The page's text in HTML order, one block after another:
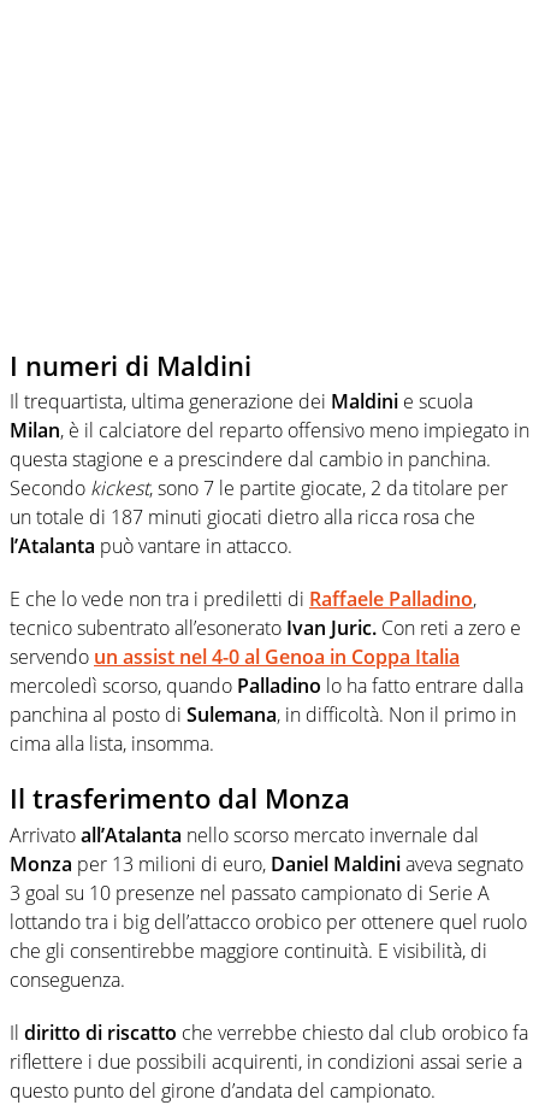
I numeri di Maldini
Il trequartista, ultima generazione dei Maldini e scuola
Milan, è il calciatore del reparto offensivo meno impiegato in
questa stagione e a prescindere dal cambio in panchina.
Secondo kickest, sono 7 le partite giocate, 2 da titolare per
un totale di 187 minuti giocati dietro alla ricca rosa che
l’Atalanta può vantare in attacco.
E che lo vede non tra i prediletti di Raffaele Palladino,
tecnico subentrato all’esonerato Ivan Juric. Con reti a zero e
servendo un assist nel 4-0 al Genoa in Coppa Italia
mercoledì scorso, quando Palladino lo ha fatto entrare dalla
panchina al posto di Sulemana, in difficoltà. Non il primo in
cima alla lista, insomma.
Il trasferimento dal Monza
Arrivatoall’Atalanta nello scorso mercato invernale dal
Monza per 13 milioni di euro, Daniel Maldiniaveva segnato
3 goal su 10 presenze nel passato campionato di Serie A
lottando tra i big dell’attacco orobico per ottenere quel ruolo
che gli consentirebbe maggiore continuità. E visibilità, di
conseguenza.
Il diritto di riscatto che verrebbe chiesto dal club orobico fa
riflettere i due possibili acquirenti, in condizioni assai serie a
questo punto del girone d’andata del campionato.